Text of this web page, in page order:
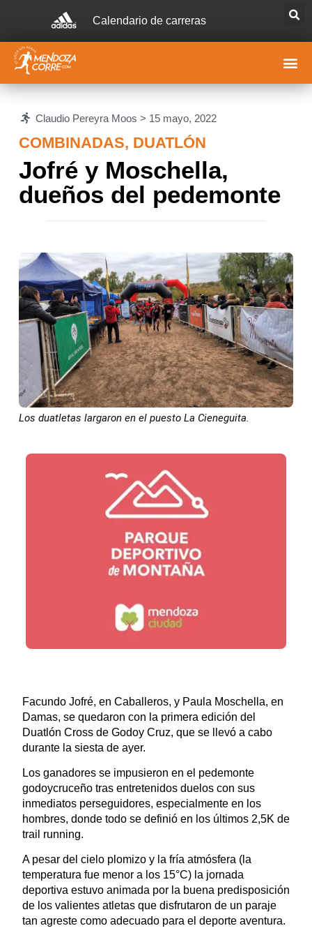
Calendario de carreras
Claudio Pereyra Moos > 15 mayo, 2022
COMBINADAS, DUATLÓN
Jofré y Moschella,
dueños del pedemonte
Los duatletas largaron en el puesto La Cieneguita.
Facundo Jofré, en Caballeros, y Paula Moschella, en
Damas, se quedaron con la primera edición del
Duatlón Cross de Godoy Cruz, que se llevó a cabo
durante la siesta de ayer.
Los ganadores se impusieron en el pedemonte
godoycruceño tras entretenidos duelos con sus
inmediatos perseguidores, especialmente en los
hombres, donde todo se definió en los últimos 2,5K de
trail running.
A pesar del cielo plomizo y la fría atmósfera (la
temperatura fue menor a los 15°C) la jornada
deportiva estuvo animada por la buena predisposición
de los valientes atletas que disfrutaron de un paraje
tan agreste como adecuado para el deporte aventura.